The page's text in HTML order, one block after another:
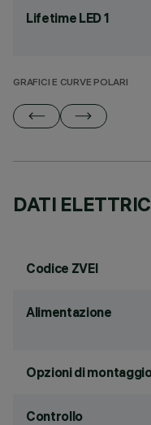
Lifetime LED 1
GRAFICI E CURVE POLARI
DATI
Codice ZVEI
Alimentazione
Opzioni di
Controllo